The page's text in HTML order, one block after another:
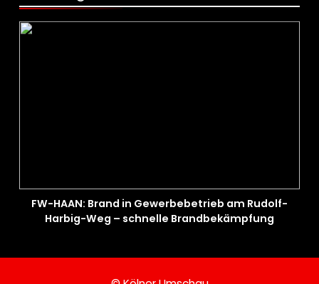
FW-HAAN: Brand in Gewerbebetrieb am Rudolf-
Harbig-Weg – schnelle Brandbekämpfung